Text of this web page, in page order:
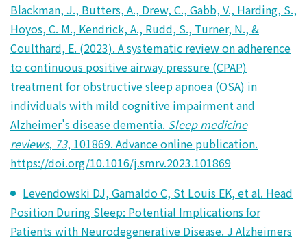
Blackman, J., Butters, A., Drew, C., Gabb, V., Harding, S.,
Hoyos, C. M., Kendrick, A., Rudd, S., Turner, N., &
Coulthard, E. (2023). A systematic review on adherence
to continuous positive airway pressure (CPAP)
treatment for obstructive sleep apnoea (OSA) in
individuals with mild cognitive impairment and
Alzheimer's disease dementia. Sleep medicine
reviews, 73, 101869. Advance online publication.
https://doi.org/10.1016/j.smrv.2023.101869
Levendowski DJ, Gamaldo C, St Louis EK, et al. Head
Position During Sleep: Potential Implications for
Patients with Neurodegenerative Disease. J Alzheimers